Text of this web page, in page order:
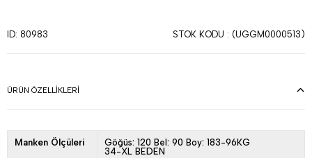
ID: 80983 STOK KODU (UGGM0000513)
ÜRÜN ÖZELLIKLERI
Manken Ölçüleri
Göğüs: 120 Bel: 90 Boy: 183-96KG
34-XL BEDEN